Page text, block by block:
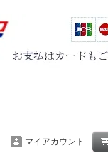
マイアカウント